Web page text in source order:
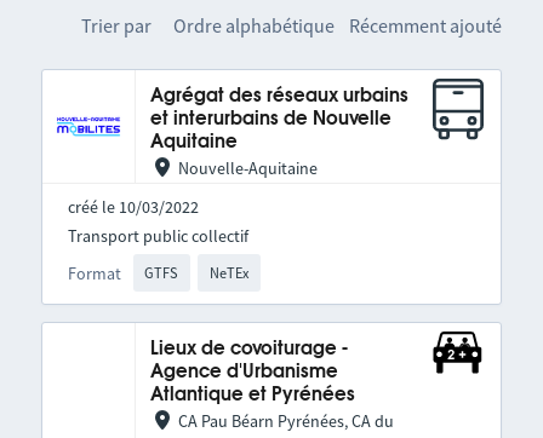
Trier par Ordre alphabétique Récemment ajouté
Agrégat des réseaux urbains
et interurbains de Nouvelle
Aquitaine
Nouvelle-Aquitaine
créé le 10/03/2022
Format GTFS NeTEx
Transport public collectif
Lieux de covoiturage -
Agence d'Urbanisme
Atlantique et Pyrénées
CA Pau Béarn Pyrénées, CA du